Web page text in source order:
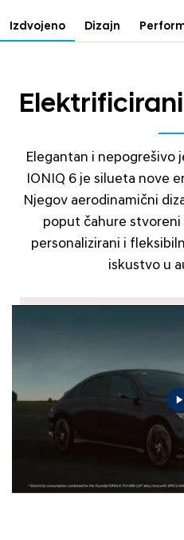
Izdvojeno Dizajn
Elegantan i nepogrešivo
IONIQ 6 je silueta nove
Njegov aerodinamični
poput čahure stvoreni
personalizirani i
iskustvo u